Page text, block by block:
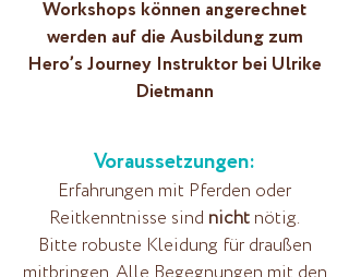
Workshops können angerechnet
werden auf die Ausbildung zum
Hero’s Journey Instruktor bei Ulrike
Dietmann
Voraussetzungen:
Erfahrungen mit Pferden oder
Reitkenntnisse sind nicht nötig.
Bitte robuste Kleidung für draußen